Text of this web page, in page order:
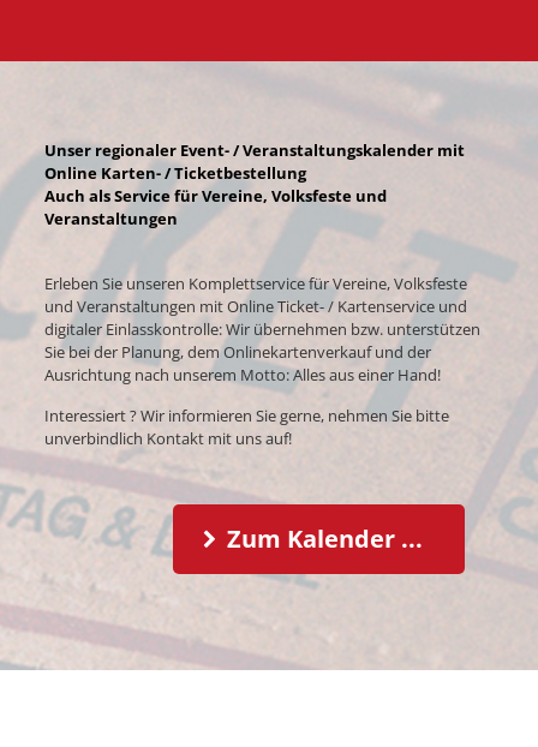
Unser regionaler Event- / Veranstaltungskalender mit
Online Karten- / Ticketbestellung
Auch als Service für Vereine, Volksfeste und
Veranstaltungen
Erleben Sie unseren Komplettservice für Vereine, Volksfeste
und Veranstaltungen mit Online Ticket- / Kartenservice und
digitaler Einlasskontrolle: Wir übernehmen bzw. unterstützen
Sie bei der Planung, dem Onlinekartenverkauf und der
Ausrichtung nach unserem Motto: Alles aus einer Hand!
Interessiert ? Wir informieren Sie gerne, nehmen Sie bitte
unverbindlich Kontakt mit uns auf!
Zum Kalender ...